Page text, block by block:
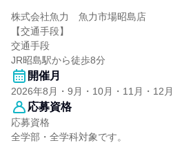
株式会社魚力 魚力市場昭島店
【交通手段】
交通手段
JR昭島駅から徒歩8分
開催月
2026年8月・9月・10月・11月・12月
応募資格
応募資格
全学部・全学科対象です。